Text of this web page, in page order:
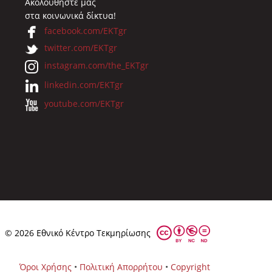
στα κοινωνικά δίκτυα!
facebook.com/EKTgr
twitter.com/EKTgr
instagram.com/the_EKTgr
linkedin.com/EKTgr
youtube.com/EKTgr
© 2026 Eθνικό Κέντρο Τεκμηρίωσης
Όροι Χρήσης • Πολιτική Απορρήτου • Copyright